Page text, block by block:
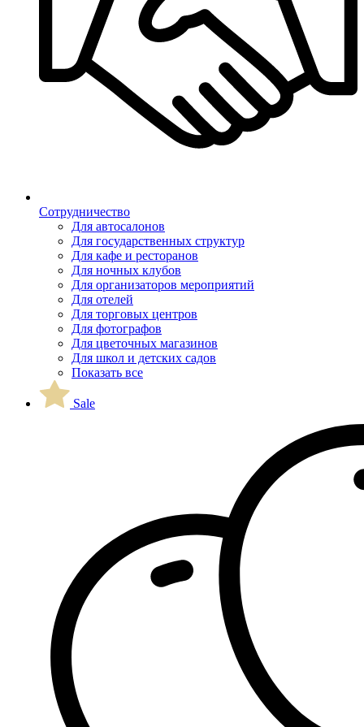
Сотрудничество
Для автосалонов
Для государственных структур
Для кафе и ресторанов
Для ночных клубов
Для организаторов мероприятий
Для отелей
Для торговых центров
Для фотографов
Для цветочных магазинов
Для школ и детских садов
Показать все
Sale